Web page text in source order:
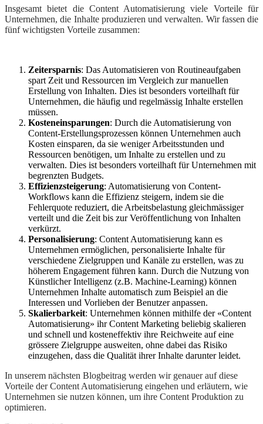
Insgesamt bietet die Content Automatisierung viele Vorteile für
Unternehmen, die Inhalte produzieren und verwalten. Wir fassen die
fünf wichtigsten Vorteile zusammen:
Zeitersparnis: Das Automatisieren von Routineaufgaben
spart Zeit und Ressourcen im Vergleich zur manuellen
Erstellung von Inhalten. Dies ist besonders vorteilhaft für
Unternehmen, die häufig und regelmässig Inhalte erstellen
müssen.
Kosteneinsparungen: Durch die Automatisierung von
Content-Erstellungsprozessen können Unternehmen auch
Kosten einsparen, da sie weniger Arbeitsstunden und
Ressourcen benötigen, um Inhalte zu erstellen und zu
verwalten. Dies ist besonders vorteilhaft für Unternehmen mit
begrenzten Budgets.
Effizienzsteigerung: Automatisierung von Content-
Workflows kann die Effizienz steigern, indem sie die
Fehlerquote reduziert, die Arbeitsbelastung gleichmässiger
verteilt und die Zeit bis zur Veröffentlichung von Inhalten
verkürzt.
Personalisierung: Content Automatisierung kann es
Unternehmen ermöglichen, personalisierte Inhalte für
verschiedene Zielgruppen und Kanäle zu erstellen, was zu
höherem Engagement führen kann. Durch die Nutzung von
Künstlicher Intelligenz (z.B. Machine-Learning) können
Unternehmen Inhalte automatisch zum Beispiel an die
Interessen und Vorlieben der Benutzer anpassen.
Skalierbarkeit: Unternehmen können mithilfe der «Content
Automatisierung» ihr Content Marketing beliebig skalieren
und schnell und kosteneffektiv ihre Reichweite auf eine
grössere Zielgruppe ausweiten, ohne dabei das Risiko
einzugehen, dass die Qualität ihrer Inhalte darunter leidet.
In unserem nächsten Blogbeitrag werden wir genauer auf diese
Vorteile der Content Automatisierung eingehen und erläutern, wie
Unternehmen sie nutzen können, um ihre Content Produktion zu
optimieren.